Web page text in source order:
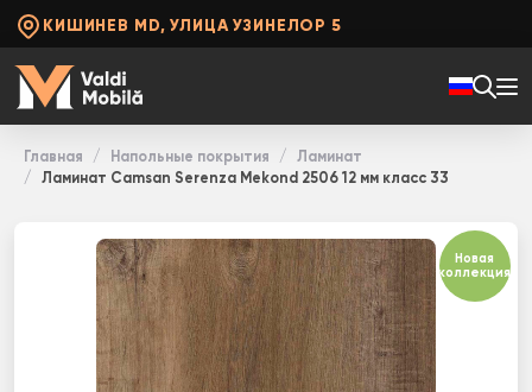
КИШИНЕВ MD, УЛИЦА УЗИНЕЛОР 5
Главная Напольные покрытия
Ламинат
Ламинат Camsan Serenza Mekond 2506 12 мм класс 33
Новая
коллекция